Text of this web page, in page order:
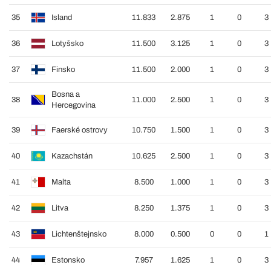
35 Island 11.833 2.875 1 0 3
36 Lotyšsko 11.500 3.125 1 0 3
37 Finsko 11.500 2.000 1 0 3
38
Bosna a
Hercegovina
11.000 2.500 1 0 3
39 Faerské ostrovy 10.750 1.500 1 0 3
40 Kazachstán 10.625 2.500 1 0 3
41 Malta 8.500 1.000 1 0 3
42 Litva 8.250 1.375 1 0 3
43 Lichtenštejnsko 8.000 0.500 0 0 1
44 Estonsko 7.957 1.625 1 0 3